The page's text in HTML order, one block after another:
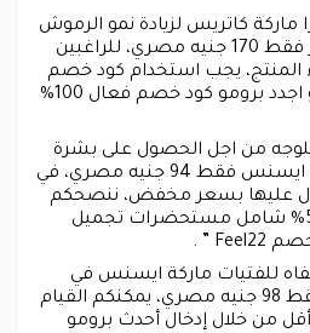
ماركة كاتريس لزيادة نمو الرموش
في متجر فيل 22 مصر فقط 170 جنيه مصري، للراغبين
يجب استخدام كود خصم
فيل 22 علي المكياج أو اجدد برومو كود خصم فعال 100%
من اجل الحصول على بشرة
صافية طبيعية ماركة ايسنس فقط 94 جنيه مصري، في
عليها بسعر مخفض، ننصحكم
بإدخال اشهر كوبون 50% شامل مستحضرات تجميل
للفتيات ماركة ايسنس في
متجر فيل 22 بمصر فقط 98 جنيه مصري، يمكنكم القيام
من خلال إدخال أحدث برومو